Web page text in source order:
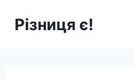
Різниця є!